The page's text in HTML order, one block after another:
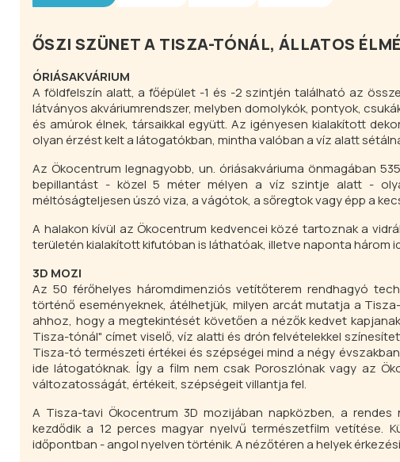
ŐSZI SZÜNET A TISZA-TÓNÁL, ÁLLATOS
ÓRIÁSAKVÁRIUM
A földfelszín alatt, a főépület -1 és -2 szintjén található az
látványos akváriumrendszer, melyben domolykók, pontyok,
és amúrok élnek, társaikkal együtt. Az igényesen kialakított
olyan érzést kelt a látogatókban, mintha valóban a víz alatt
Az Ökocentrum legnagyobb, un. óriásakváriuma önmagában
bepillantást - közel 5 méter mélyen a víz szintje alatt -
méltóságteljesen úszó viza, a vágótok, a sőregtok vagy épp a
A halakon kívül az Ökocentrum kedvencei közé tartoznak a
területén kialakított kifutóban is láthatóak, illetve naponta három
3D MOZI
Az 50 férőhelyes háromdimenziós vetítőterem rendhagyó
történő eseményeknek, átélhetjük, milyen arcát mutatja a
ahhoz, hogy a megtekintését követően a nézők kedvet
Tisza-tónál" címet viselő, víz alatti és drón felvételekkel
Tisza-tó természeti értékei és szépségei mind a négy
ide látogatóknak. Így a film nem csak Poroszlónak vagy az
változatosságát, értékeit, szépségeit villantja fel.
A Tisza-tavi Ökocentrum 3D mozijában napközben, a
kezdődik a 12 perces magyar nyelvű természetfilm
időpontban - angol nyelven történik. A nézőtéren a helyek